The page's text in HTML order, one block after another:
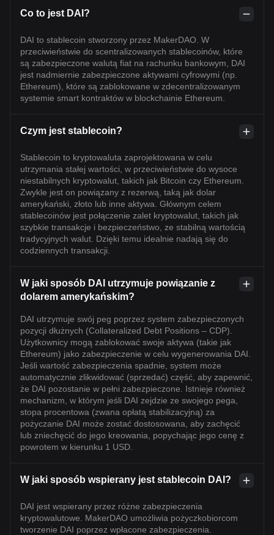
Co to jest DAI?
DAI to stablecoin stworzony przez MakerDAO. W
przeciwieństwie do scentralizowanych stablecoinów, które
są zabezpieczone walutą fiat na rachunku bankowym, DAI
jest nadmiernie zabezpieczone aktywami cyfrowymi (np.
Ethereum), które są zablokowane w zdecentralizowanym
systemie smart kontraktów w blockchainie Ethereum.
Czym jest stablecoin?
Stablecoin to kryptowaluta zaprojektowana w celu
utrzymania stałej wartości, w przeciwieństwie do wysoce
niestabilnych kryptowalut, takich jak Bitcoin czy Ethereum.
Zwykle jest on powiązany z rezerwą, taką jak dolar
amerykański, złoto lub inne aktywa. Głównym celem
stablecoinów jest połączenie zalet kryptowalut, takich jak
szybkie transakcje i bezpieczeństwo, ze stabilną wartością
tradycyjnych walut. Dzięki temu idealnie nadają się do
codziennych transakcji.
W jaki sposób DAI utrzymuje powiązanie z
dolarem amerykańskim?
DAI utrzymuje swój peg poprzez system zabezpieczonych
pozycji dłużnych (Collateralized Debt Positions – CDP).
Użytkownicy mogą zablokować swoje aktywa (takie jak
Ethereum) jako zabezpieczenie w celu wygenerowania DAI.
Jeśli wartość zabezpieczenia spadnie, system może
automatycznie zlikwidować (sprzedać) część, aby zapewnić,
że DAI pozostanie w pełni zabezpieczone. Istnieje również
mechanizm, w którym jeśli DAI zejdzie ze swojego pega,
stopa procentowa (zwana opłatą stabilizacyjną) za
pożyczanie DAI może zostać dostosowana, aby zachęcić
lub zniechęcić do jego kreowania, popychając jego cenę z
powrotem w kierunku 1 USD.
W jaki sposób wspierany jest stablecoin DAI?
DAI jest wspierany przez różne zabezpieczenia
kryptowalutowe. MakerDAO umożliwia pożyczkobiorcom
tworzenie DAI poprzez wpłacone zabezpieczenia.